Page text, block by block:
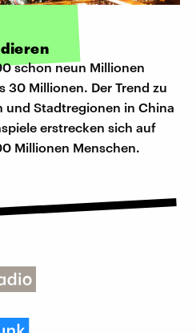
schon neun Millionen
30 Millionen. Der Trend zu
und Stadtregionen in China
erstrecken sich auf
Millionen Menschen.